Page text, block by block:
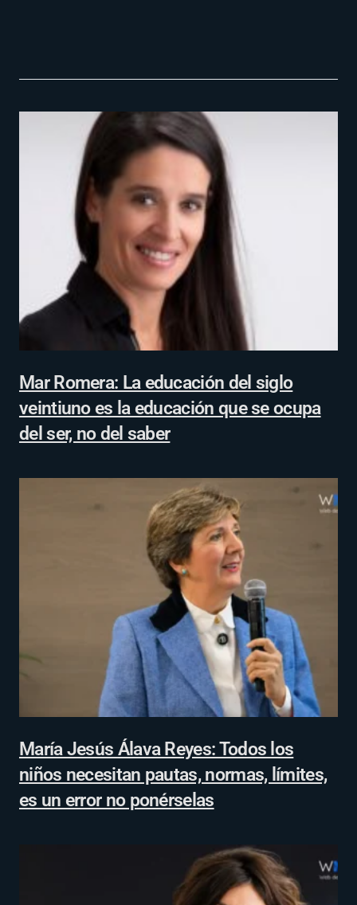
Mar Romera: La educación del siglo
veintiuno es la educación que se ocupa
del ser, no del saber
María Jesús Álava Reyes: Todos los
niños necesitan pautas, normas, límites,
es un error no ponérselas